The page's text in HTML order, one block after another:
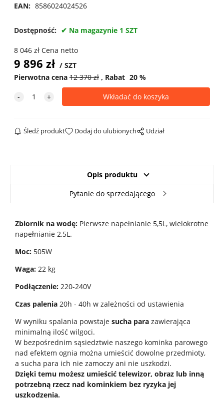
EAN: 8586024024526
Dostępność: Na magazynie 1 SZT
8 046zł Cena netto
9 896 zł
SZT
Pierwotna cena 12 370zł Rabat 20%
Śledź produkt Dodaj do ulubionych Udział
Opis produktu
Pytanie do sprzedającego
Zbiornik na wodę:Pierwsze napełnianie 5,5L, wielokrotne
napełnianie 2,5L.
Moc:505W
Waga:22 kg
Podłączenie:220-240V
Czas palenia20h - 40h w zależności od ustawienia
W wyniku spalania powstaje sucha parazawierająca
minimalną ilość wilgoci.
W bezpośrednim sąsiedztwie naszego kominka parowego
nad efektem ognia można umieścić dowolne przedmioty,
a sucha para ich nie zamoczy ani nie uszkodzi.
Dzięki temu możesz umieścić telewizor, obraz lub inną
potrzebną rzecz nad kominkiem bez ryzyka jej
uszkodzenia.